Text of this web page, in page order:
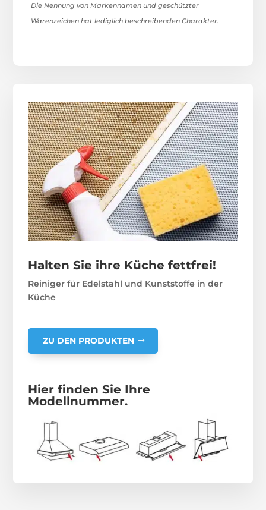
Die Nennung von Markennamen und geschützter
Warenzeichen hat lediglich beschreibenden Charakter.
Halten Sie ihre Küche fettfrei!
Reiniger für Edelstahl und Kunststoffe in der
Küche
ZU DEN PRODUKTEN
Hier finden Sie Ihre
Modellnummer.